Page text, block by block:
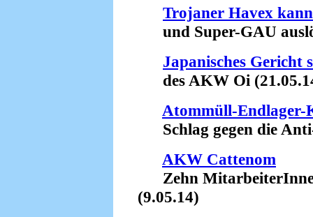
Trojaner Havex
und Super-GAU
Japanisches Gericht
des AKW Oi
Atommüll-Endlager-
Schlag gegen die
AKW Cattenom
Zehn
(9.05.14)